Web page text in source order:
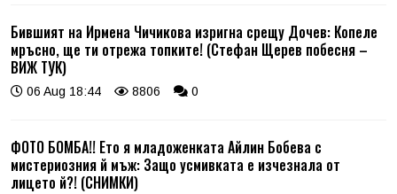
Бившият на Ирмена Чичикова изригна срещу Дочев: Копеле
мръсно, ще ти отрежа топките! (Стефан Щерев побесня –
ВИЖ ТУК)
06 Aug 18:44 8806 0
ФОТО БОМБА!! Ето я младоженката Айлин Бобева с
мистериозния й мъж: Защо усмивката е изчезнала от
лицето й?! (СНИМКИ)